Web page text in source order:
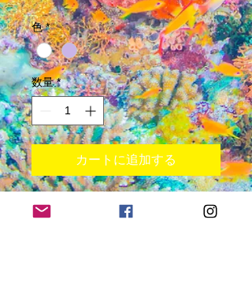
格
色 *
数量 *
カートに追加する
商品の詳細を入力してください。あなた